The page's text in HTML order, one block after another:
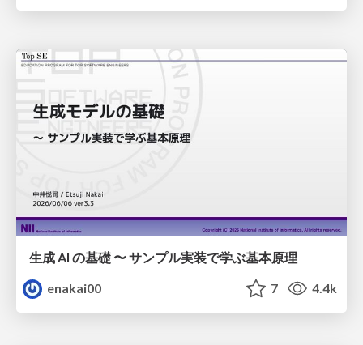
生成 AI の基礎 〜 サンプル実装で学ぶ基本原理
enakai00
7 4.4k